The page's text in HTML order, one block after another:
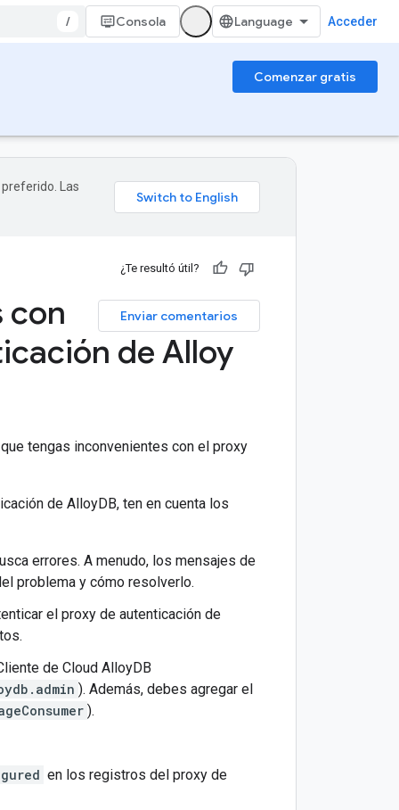
/ Consola Acceder
Comenzar gratis
Las
¿Te resultó útil?
Enviar comentarios
con
de Alloy
tengas inconvenientes con el proxy
de AlloyDB, ten en cuenta los
errores. A menudo, los mensajes de
problema y cómo resolverlo.
el proxy de autenticación de
de Cloud AlloyDB
). Además, debes agregar el
).
en los registros del proxy de